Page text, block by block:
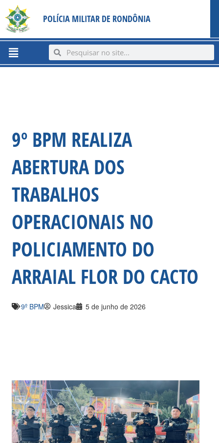
content
para
conteúdo
POLÍCIA MILITAR DE RONDÔNIA
Menu SearchSearch
9º BPM REALIZA
ABERTURA DOS
TRABALHOS
OPERACIONAIS NO
POLICIAMENTO DO
ARRAIAL FLOR DO CACTO
9º BPM Jessica 5 de junho de 2026